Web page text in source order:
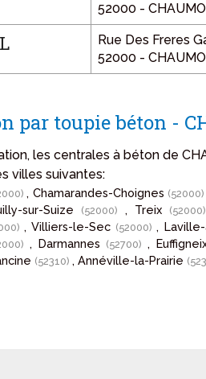
52000 -
Rue Des Freres
52000 -
par toupie béton -
les centrales à béton de
villes suivantes:
, Chamarandes-Choignes (52000)
sur-Suize (52000) , Treix
, Villiers-le-Sec (52000),
, Darmannes (52700),
(52310) , Annéville-la-Prairie